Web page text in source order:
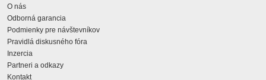
O nás
Odborná garancia
Podmienky pre návštevníkov
Pravidlá diskusného fóra
Inzercia
Partneri a odkazy
Kontakt